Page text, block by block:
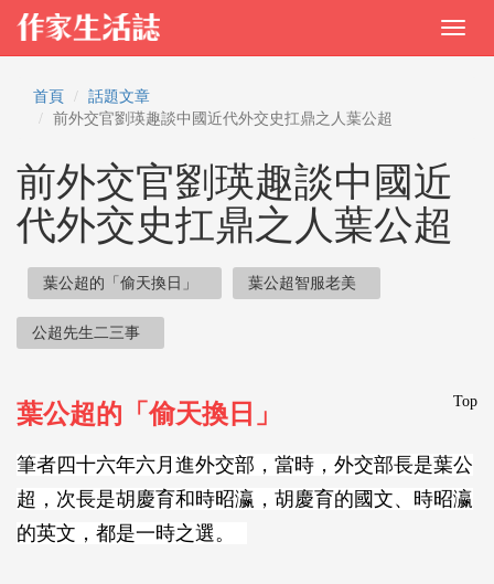
首頁
話題文章
前外交官劉瑛趣談中國近代外交史扛鼎之人葉公超
前外交官劉瑛趣談中國近
代外交史扛鼎之人葉公超
葉公超的「偷天換日」 葉公超智服老美
公超先生二三事
Top
葉公超的「偷天換日」
筆者四十六年六月進外交部，當時，外交部長是葉公
超，次長是胡慶育和時昭瀛，胡慶育的國文、時昭瀛
的英文，都是一時之選。